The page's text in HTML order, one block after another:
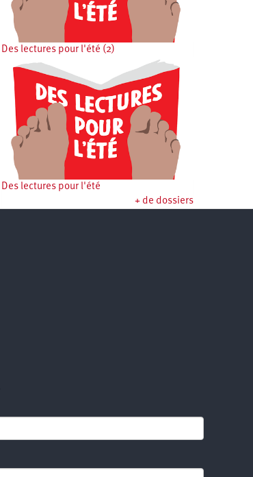
Des lectures pour l'été (2)
Des lectures pour l'été
+ de dossiers